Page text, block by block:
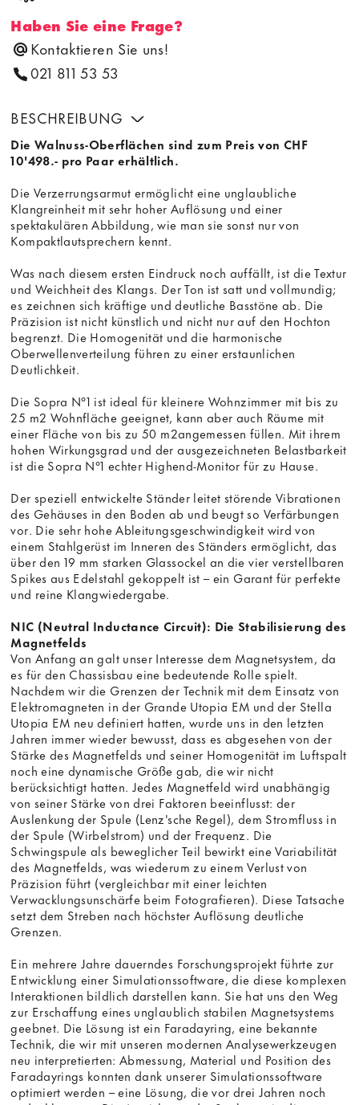
Haben Sie eine Frage?
Kontaktieren Sie uns!
021 811 53 53
BESCHREIBUNG
Die Walnuss-Oberflächen sind zum Preis von CHF
10'498.- pro Paar erhältlich.
Die Verzerrungsarmut ermöglicht eine unglaubliche
Klangreinheit mit sehr hoher Auflösung und einer
spektakulären Abbildung, wie man sie sonst nur von
Kompaktlautsprechern kennt.
Was nach diesem ersten Eindruck noch auffällt, ist die Textur
und Weichheit des Klangs. Der Ton ist satt und vollmundig;
es zeichnen sich kräftige und deutliche Basstöne ab. Die
Präzision ist nicht künstlich und nicht nur auf den Hochton
begrenzt. Die Homogenität und die harmonische
Oberwellenverteilung führen zu einer erstaunlichen
Deutlichkeit.
Die Sopra N°1 ist ideal für kleinere Wohnzimmer mit bis zu
25 m2 Wohnfläche geeignet, kann aber auch Räume mit
einer Fläche von bis zu 50 m2angemessen füllen. Mit ihrem
hohen Wirkungsgrad und der ausgezeichneten Belastbarkeit
ist die Sopra N°1 echter Highend-Monitor für zu Hause.
Der speziell entwickelte Ständer leitet störende Vibrationen
des Gehäuses in den Boden ab und beugt so Verfärbungen
vor. Die sehr hohe Ableitungsgeschwindigkeit wird von
einem Stahlgerüst im Inneren des Ständers ermöglicht, das
über den 19 mm starken Glassockel an die vier verstellbaren
Spikes aus Edelstahl gekoppelt ist – ein Garant für perfekte
und reine Klangwiedergabe.
NIC (Neutral Inductance Circuit): Die Stabilisierung des
Magnetfelds
Von Anfang an galt unser Interesse dem Magnetsystem, da
es für den Chassisbau eine bedeutende Rolle spielt.
Nachdem wir die Grenzen der Technik mit dem Einsatz von
Elektromagneten in der Grande Utopia EM und der Stella
Utopia EM neu definiert hatten, wurde uns in den letzten
Jahren immer wieder bewusst, dass es abgesehen von der
Stärke des Magnetfelds und seiner Homogenität im Luftspalt
noch eine dynamische Größe gab, die wir nicht
berücksichtigt hatten. Jedes Magnetfeld wird unabhängig
von seiner Stärke von drei Faktoren beeinflusst: der
Auslenkung der Spule (Lenz'sche Regel), dem Stromfluss in
der Spule (Wirbelstrom) und der Frequenz. Die
Schwingspule als beweglicher Teil bewirkt eine Variabilität
des Magnetfelds, was wiederum zu einem Verlust von
Präzision führt (vergleichbar mit einer leichten
Verwacklungsunschärfe beim Fotografieren). Diese Tatsache
setzt dem Streben nach höchster Auflösung deutliche
Grenzen.
Ein mehrere Jahre dauerndes Forschungsprojekt führte zur
Entwicklung einer Simulationssoftware, die diese komplexen
Interaktionen bildlich darstellen kann. Sie hat uns den Weg
zur Erschaffung eines unglaublich stabilen Magnetsystems
geebnet. Die Lösung ist ein Faradayring, eine bekannte
Technik, die wir mit unseren modernen Analysewerkzeugen
neu interpretierten: Abmessung, Material und Position des
Faradayrings konnten dank unserer Simulationssoftware
optimiert werden – eine Lösung, die vor drei Jahren noch